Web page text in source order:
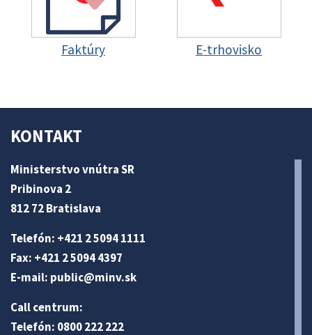
Faktúry E-trhovisko
KONTAKT
Ministerstvo vnútra SR
Pribinova 2
812 72 Bratislava
Telefón: +421 2 5094 1111
Fax: +421 2 5094 4397
E-mail: public@minv.sk
Call centrum:
Telefón: 0800 222 222